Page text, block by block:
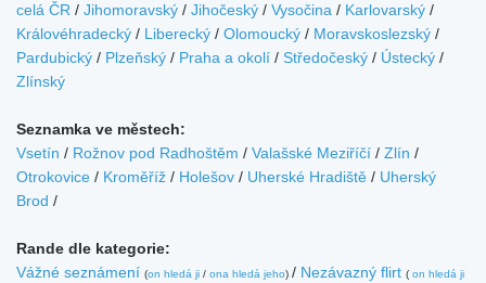
celá ČR / Jihomoravský / Jihočeský / Vysočina / Karlovarský /
Královéhradecký / Liberecký / Olomoucký / Moravskoslezský /
Pardubický / Plzeňský / Praha a okolí / Středočeský / Ústecký /
Zlínský
Seznamka ve městech:
Vsetín / Rožnov pod Radhoštěm / Valašské Meziříčí / Zlín /
Otrokovice / Kroměříž / Holešov / Uherské Hradiště / Uherský
Brod /
Rande dle kategorie:
Vážné seznámení (on hledá ji / ona hledá jeho) / Nezávazný flirt ( on hledá ji